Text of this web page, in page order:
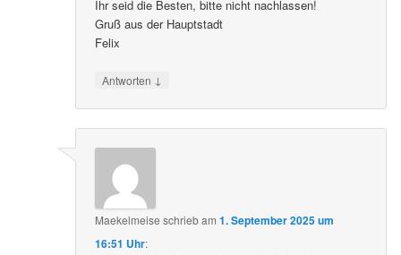
Ihr seid die Besten, bitte nicht nachlassen!
Gruß aus der Hauptstadt
Felix
Antworten ↓
Maekelmeise schriebam1. September 2025 um
16:51 Uhr: